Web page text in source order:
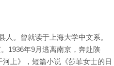
。曾就读于上海大学中文系。
1936年9月逃离南京，奔赴陕
上》，短篇小说《莎菲女士的日